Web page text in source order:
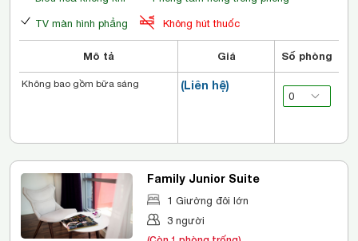
TV màn hình phẳng Không hút thuốc
Mô tả Giá Số phòng
(Liên hệ)
Không bao gồm bữa sáng
Family Junior Suite
1 Giường đôi lớn
3 người